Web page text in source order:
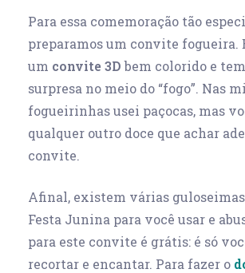
Para essa comemoração tão
preparamos um convite fogueira.
um convite 3Dbem colorido e
surpresa no meio do “fogo”. Nas
fogueirinhas usei paçocas, mas
qualquer outro doce que achar
convite.
Afinal, existem várias
Festa Junina para você usar e
para este convite é grátis: é só
recortar e encantar. Para fazer o